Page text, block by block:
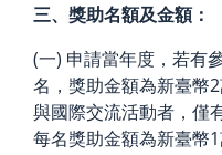
三、獎助名額及金額：
(一) 申請當年度，若有
名，獎助金額為新臺幣
與國際交流活動者，僅
每名獎助金額為新臺幣1